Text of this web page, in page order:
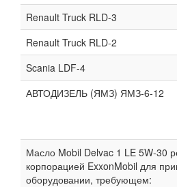
Renault Truck RLD-3
Renault Truck RLD-2
Scania LDF-4
АВТОДИЗЕЛЬ (ЯМЗ) ЯМЗ-6-12
Масло Mobil Delvac 1 LE 5W-30
корпорацией ExxonMobil для
оборудовании, требующем: